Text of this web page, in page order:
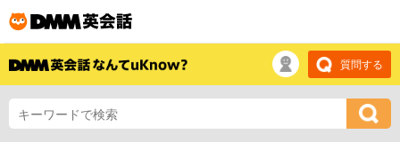
質問する